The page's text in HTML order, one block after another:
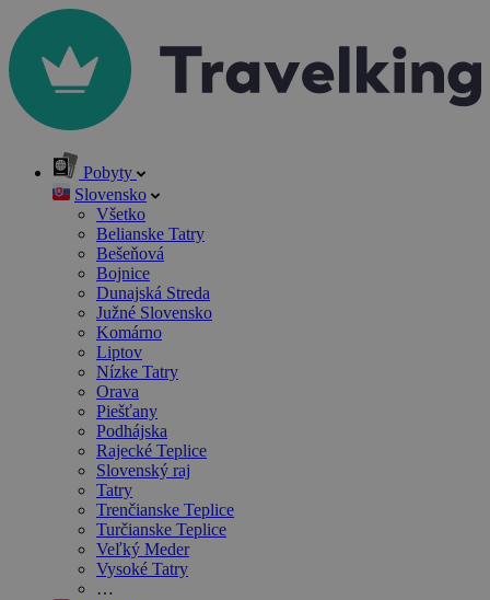
Pobyty
Slovensko
Všetko
Belianske Tatry
Bešeňová
Bojnice
Dunajská Streda
Južné Slovensko
Komárno
Liptov
Nízke Tatry
Orava
Piešťany
Podhájska
Rajecké Teplice
Slovenský raj
Tatry
Trenčianske Teplice
Turčianske Teplice
Veľký Meder
Vysoké Tatry
…